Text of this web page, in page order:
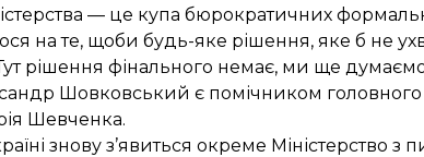
— це купа бюрократичних
на те, щоби будь-яке рішення, яке б не
Тут рішення фінального немає, ми ще
Шовковський є помічником
Шевченка.
знову з’явиться окреме Міністерство з